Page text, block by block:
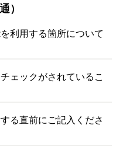
）
利用する箇所について
ェックがされているこ
る直前にご記入くださ